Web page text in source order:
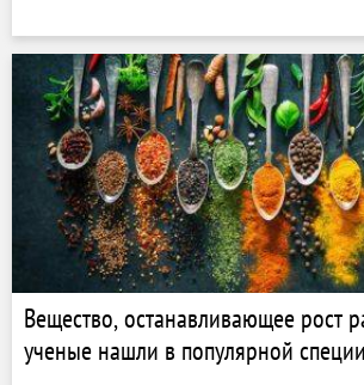
Вещество, останавливающее рост
ученые нашли в популярной специи